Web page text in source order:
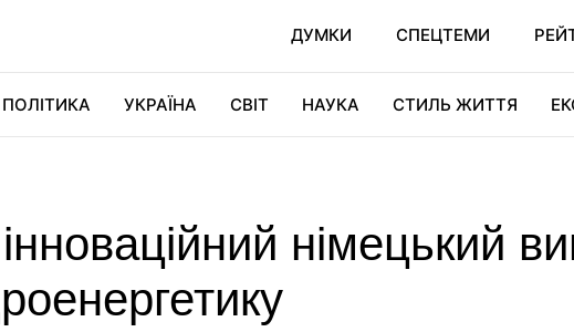
ДУМКИ СПЕЦТЕМИ
ПОЛІТИКА УКРАЇНА СВІТ НАУКА СТИЛЬ ЖИТТЯ
німецький